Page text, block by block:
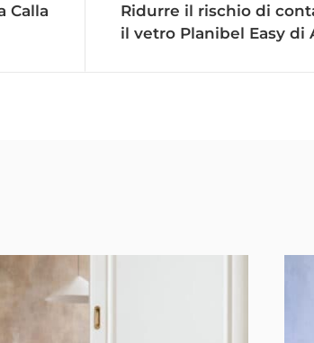
Calla
Ridurre il rischio di
il vetro Planibel Easy di